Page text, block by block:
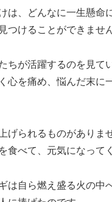
は、どんなに一生懸命
つけることができません
ちが活躍するのを見て
心を痛め、悩んだ末に
げられるものがありま
食べて、元気になって
は自ら燃え盛る火の中